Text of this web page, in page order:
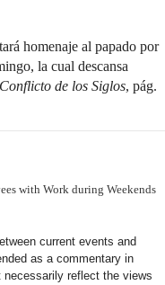
homenaje al papado por
la cual descansa
de los Siglos, pág.
with Work during Weekends
current events and
as a commentary in
reflect the views